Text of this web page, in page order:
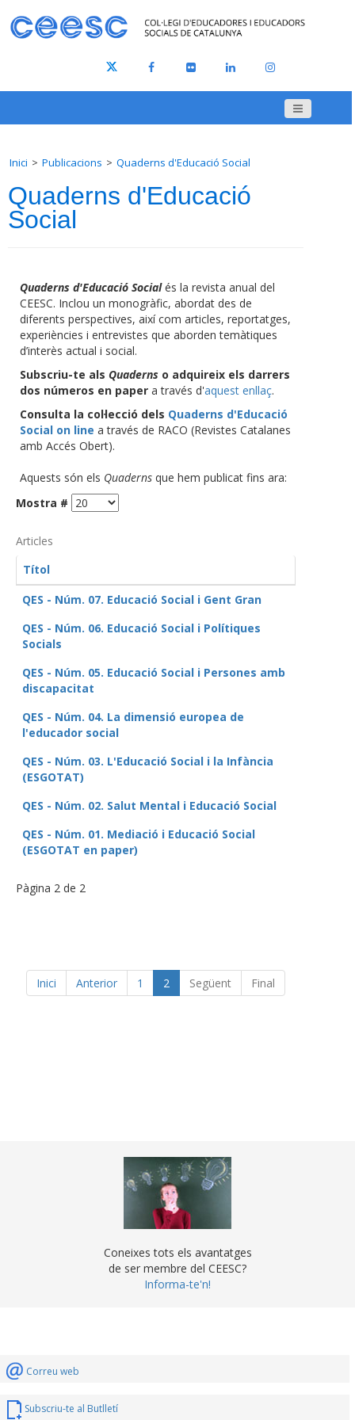
Inici Publicacions Quaderns d'Educació Social
Quaderns d'Educació
Social
Quaderns d'Educació Social és la revista anual del
CEESC. Inclou un monogràfic, abordat des de
diferents perspectives, així com articles, reportatges,
experiències i entrevistes que aborden temàtiques
d’interès actual i social.
Subscriu-te als Quaderns o adquireix els darrers
dos números en paper a través d'aquest enllaç.
Consulta la col·lecció dels Quaderns d'Educació
Social on line a través de RACO (Revistes Catalanes
amb Accés Obert).
Aquests són els Quaderns que hem publicat fins ara:
Mostra #
Articles
Títol
QES - Núm. 07. Educació Social i Gent Gran
QES - Núm. 06. Educació Social i Polítiques
Socials
QES - Núm. 05. Educació Social i Persones amb
discapacitat
QES - Núm. 04. La dimensió europea de
l'educador social
QES - Núm. 03. L'Educació Social i la Infància
(ESGOTAT)
QES - Núm. 02. Salut Mental i Educació Social
QES - Núm. 01. Mediació i Educació Social
(ESGOTAT en paper)
Pàgina 2 de 2
Inici Anterior 1 2 Següent Final
Coneixes tots els avantatges
de ser membre del CEESC?
Informa-te'n!
Correu web
Subscriu-te al Butlletí